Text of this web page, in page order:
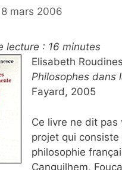
mars 2006
lecture : 16 minutes
Elisabeth
Philosophes dans
Fayard, 2005
Ce livre ne dit pas
projet qui
philosophie
Canguilhem,